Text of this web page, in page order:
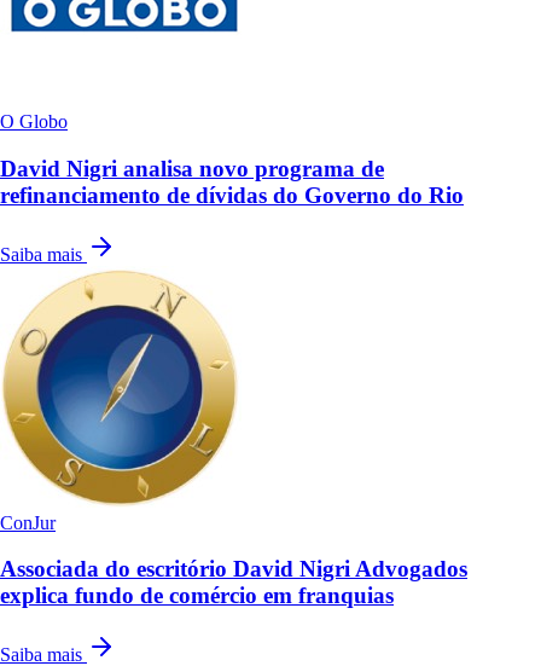
O Globo
David Nigri analisa novo programa de
refinanciamento de dívidas do Governo do Rio
Saiba mais
ConJur
Associada do escritório David Nigri Advogados
explica fundo de comércio em franquias
Saiba mais